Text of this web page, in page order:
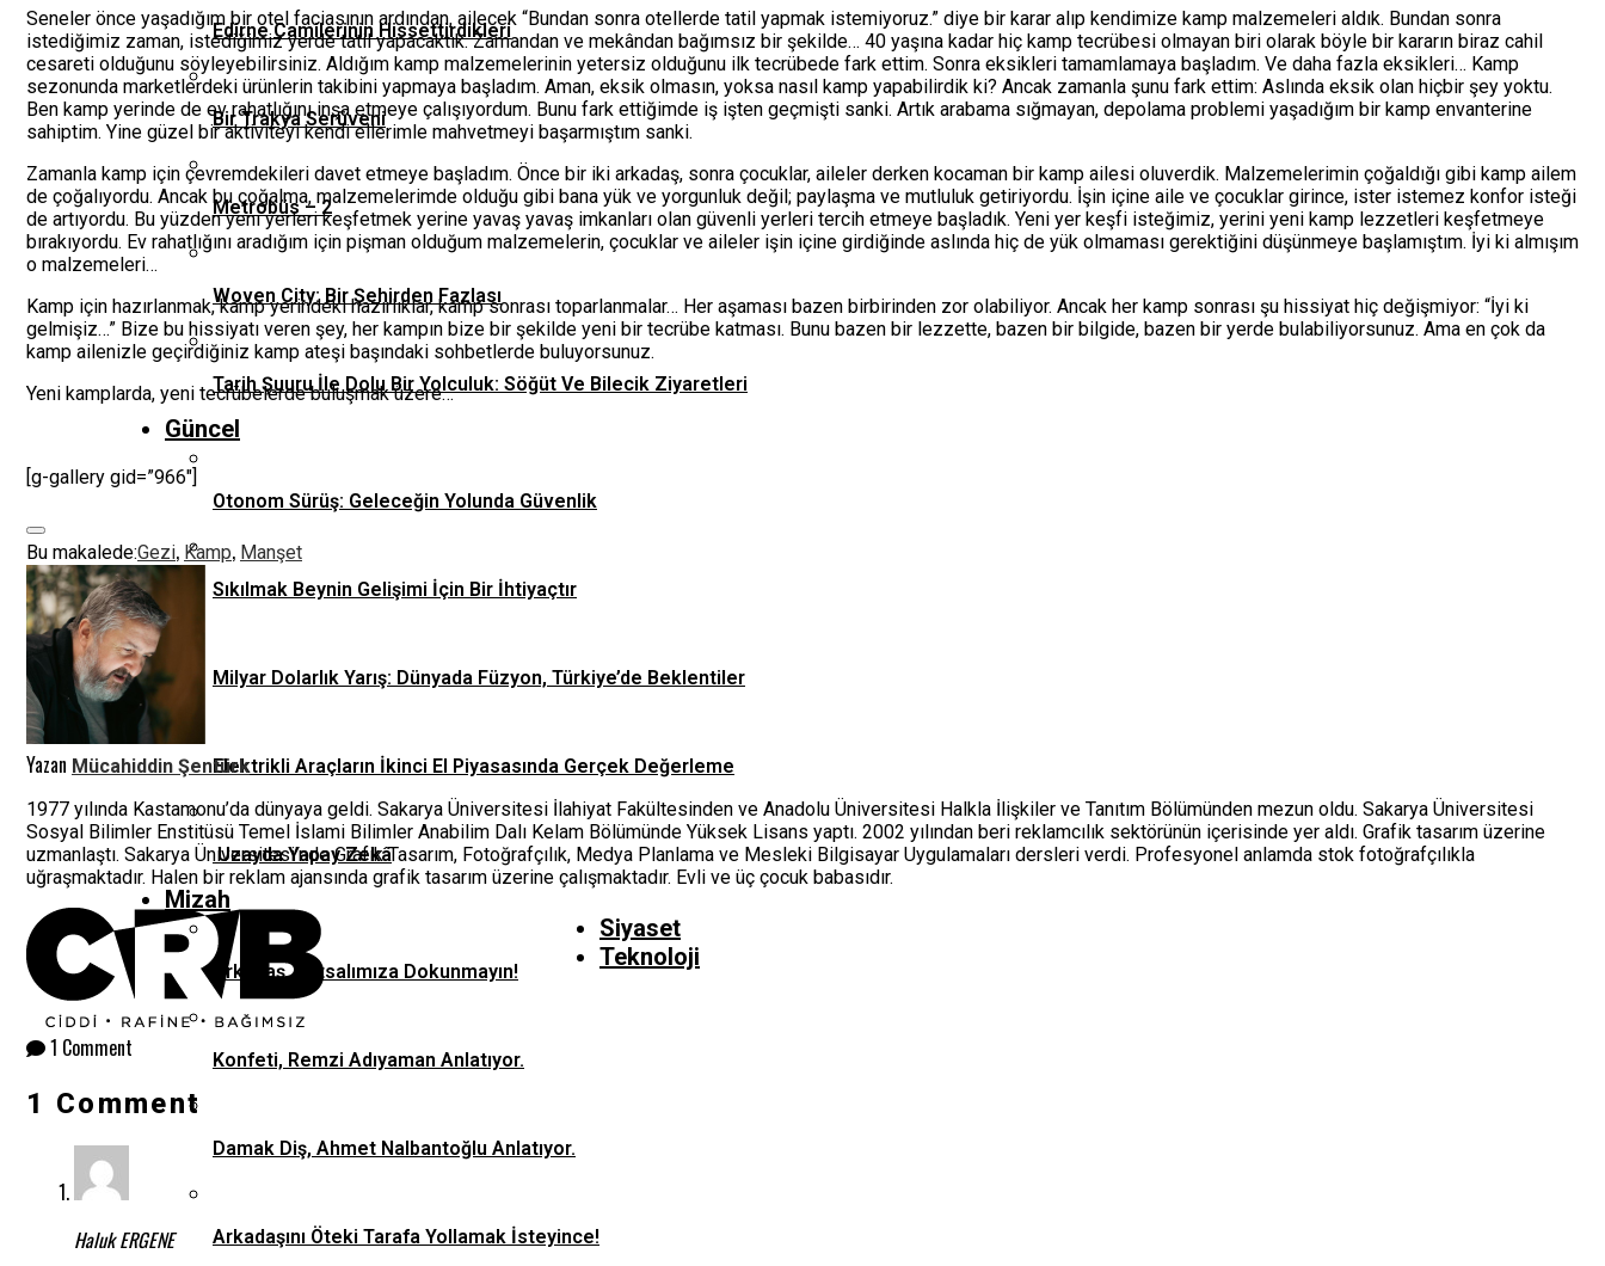
Edirne Camilerinin Hissettirdikleri
Bir Trakya Serüveni
Metrobüs – 2
Woven City: Bir Şehirden Fazlası
Tarih Şuuru İle Dolu Bir Yolculuk: Söğüt Ve Bilecik Ziyaretleri
Güncel
Otonom Sürüş: Geleceğin Yolunda Güvenlik
Sıkılmak Beynin Gelişimi İçin Bir İhtiyaçtır
Milyar Dolarlık Yarış: Dünyada Füzyon, Türkiye’de Beklentiler
Elektrikli Araçların İkinci El Piyasasında Gerçek Değerleme
Uzayda Yapay Zekâ
Mizah
Arkadaş, Kutsalımıza Dokunmayın!
Konfeti, Remzi Adıyaman Anlatıyor.
Damak Diş, Ahmet Nalbantoğlu Anlatıyor.
Arkadaşını Öteki Tarafa Yollamak İsteyince!
Siyaset
Teknoloji
Seneler önce yaşadığım bir otel faciasının ardından, ailecek “Bundan sonra otellerde tatil yapmak istemiyoruz.” diye bir karar alıp kendimize kamp malzemeleri aldık. Bundan sonra
istediğimiz zaman, istediğimiz yerde tatil yapacaktık. Zamandan ve mekândan bağımsız bir şekilde… 40 yaşına kadar hiç kamp tecrübesi olmayan biri olarak böyle bir kararın biraz cahil
cesareti olduğunu söyleyebilirsiniz. Aldığım kamp malzemelerinin yetersiz olduğunu ilk tecrübede fark ettim. Sonra eksikleri tamamlamaya başladım. Ve daha fazla eksikleri… Kamp
sezonunda marketlerdeki ürünlerin takibini yapmaya başladım. Aman, eksik olmasın, yoksa nasıl kamp yapabilirdik ki? Ancak zamanla şunu fark ettim: Aslında eksik olan hiçbir şey yoktu.
Ben kamp yerinde de ev rahatlığını inşa etmeye çalışıyordum. Bunu fark ettiğimde iş işten geçmişti sanki. Artık arabama sığmayan, depolama problemi yaşadığım bir kamp envanterine
sahiptim. Yine güzel bir aktiviteyi kendi ellerimle mahvetmeyi başarmıştım sanki.
Zamanla kamp için çevremdekileri davet etmeye başladım. Önce bir iki arkadaş, sonra çocuklar, aileler derken kocaman bir kamp ailesi oluverdik. Malzemelerimin çoğaldığı gibi kamp ailem
de çoğalıyordu. Ancak bu çoğalma, malzemelerimde olduğu gibi bana yük ve yorgunluk değil; paylaşma ve mutluluk getiriyordu. İşin içine aile ve çocuklar girince, ister istemez konfor isteği
de artıyordu. Bu yüzden yeni yerleri keşfetmek yerine yavaş yavaş imkanları olan güvenli yerleri tercih etmeye başladık. Yeni yer keşfi isteğimiz, yerini yeni kamp lezzetleri keşfetmeye
bırakıyordu. Ev rahatlığını aradığım için pişman olduğum malzemelerin, çocuklar ve aileler işin içine girdiğinde aslında hiç de yük olmaması gerektiğini düşünmeye başlamıştım. İyi ki almışım
o malzemeleri…
Kamp için hazırlanmak, kamp yerindeki hazırlıklar, kamp sonrası toparlanmalar… Her aşaması bazen birbirinden zor olabiliyor. Ancak her kamp sonrası şu hissiyat hiç değişmiyor: “İyi ki
gelmişiz…” Bize bu hissiyatı veren şey, her kampın bize bir şekilde yeni bir tecrübe katması. Bunu bazen bir lezzette, bazen bir bilgide, bazen bir yerde bulabiliyorsunuz. Ama en çok da
kamp ailenizle geçirdiğiniz kamp ateşi başındaki sohbetlerde buluyorsunuz.
Yeni kamplarda, yeni tecrübelerde buluşmak üzere…
[g-gallery gid=”966″]
Bu makalede:Gezi, Kamp, Manşet
Yazan Mücahiddin Şentürk
1977 yılında Kastamonu’da dünyaya geldi. Sakarya Üniversitesi İlahiyat Fakültesinden ve Anadolu Üniversitesi Halkla İlişkiler ve Tanıtım Bölümünden mezun oldu. Sakarya Üniversitesi
Sosyal Bilimler Enstitüsü Temel İslami Bilimler Anabilim Dalı Kelam Bölümünde Yüksek Lisans yaptı. 2002 yılından beri reklamcılık sektörünün içerisinde yer aldı. Grafik tasarım üzerine
uzmanlaştı. Sakarya Üniversitesi’nde Grafik Tasarım, Fotoğrafçılık, Medya Planlama ve Mesleki Bilgisayar Uygulamaları dersleri verdi. Profesyonel anlamda stok fotoğrafçılıkla
uğraşmaktadır. Halen bir reklam ajansında grafik tasarım üzerine çalışmaktadır. Evli ve üç çocuk babasıdır.
1 Comment
1 Comment
Haluk ERGENE